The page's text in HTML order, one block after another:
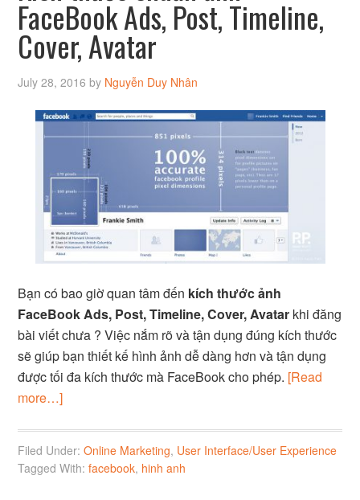
FaceBook Ads, Post, Timeline,
Cover, Avatar
July 28, 2016 by Nguyễn Duy Nhân
Bạn có bao giờ quan tâm đến kích thước ảnh
FaceBook Ads, Post, Timeline, Cover, Avatar khi đăng
bài viết chưa ? Việc nắm rõ và tận dụng đúng kích thước
sẽ giúp bạn thiết kế hình ảnh dễ dàng hơn và tận dụng
được tối đa kích thước mà FaceBook cho phép. [Read
more…]
Filed Under:Online Marketing, User Interface/User Experience
Tagged With:facebook, hinh anh